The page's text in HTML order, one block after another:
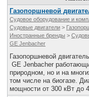
Журнал
Реклама
Выставки и
Личности
Словарь
Газопоршневой
Судовое оборудование и
Судовые двигатели >
Иностранные бренды >
GE Jenbacher
Газопоршневой
GE Jenbacher
природном, но и на
том числе на биогазе.
мощности от 300 кВт до